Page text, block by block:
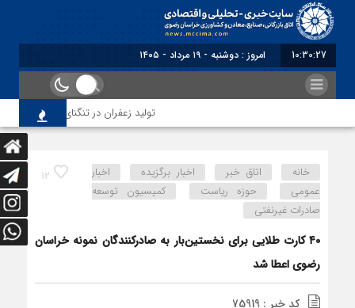
10:30:27 برابر با : Monday - 10 August
تولید زعفران در تنگنای مقررات ارزی
12 خانه اتاق خبر اخبار برگزیده
اخبار
عمومی
حوزه ریاست
کمیسیون توسعه
صادرات غیرنفتی
۴۰ کارت طلایی برای نخستین‌بار به صادرکنندگان نمونه خراسان
رضوی اعطا شد
کد خبر : 75919